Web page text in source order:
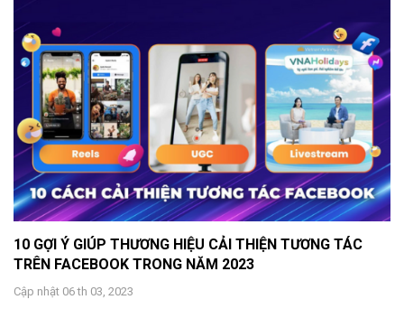
10 GỢI Ý GIÚP THƯƠNG HIỆU CẢI THIỆN TƯƠNG TÁC
TRÊN FACEBOOK TRONG NĂM 2023
Cập nhật 06 th 03, 2023